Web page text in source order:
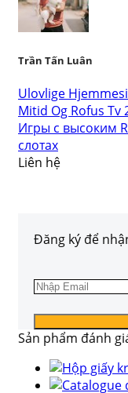
Trần Tấn Luân
Ulovlige
Mitid Og Rofus Tv
Игры с высоким
слотах
Liên hệ
Đăng ký để
Sản phẩm đánh